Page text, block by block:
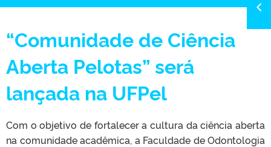
“Comunidade de Ciência
Aberta Pelotas” será
lançada na UFPel
Com o objetivo de fortalecer a cultura da ciência aberta
na comunidade acadêmica, a Faculdade de Odontologia